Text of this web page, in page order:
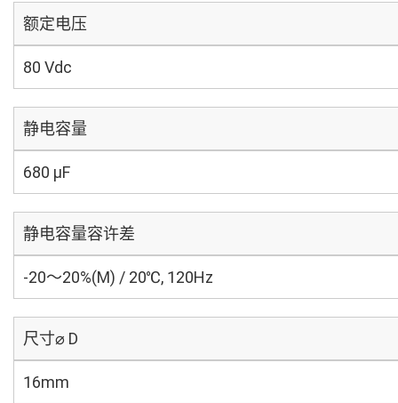
额定电压
80 Vdc
静电容量
680 µF
静电容量容许差
-20～20%(M) / 20℃, 120Hz
尺寸⌀ D
16mm